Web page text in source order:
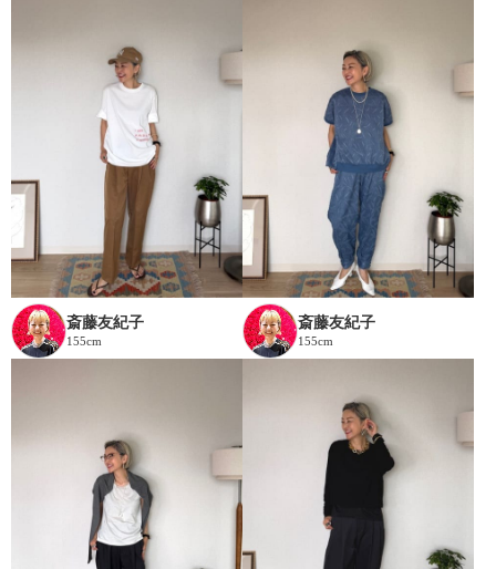
斎藤友紀子
155cm
斎藤友紀子
155cm